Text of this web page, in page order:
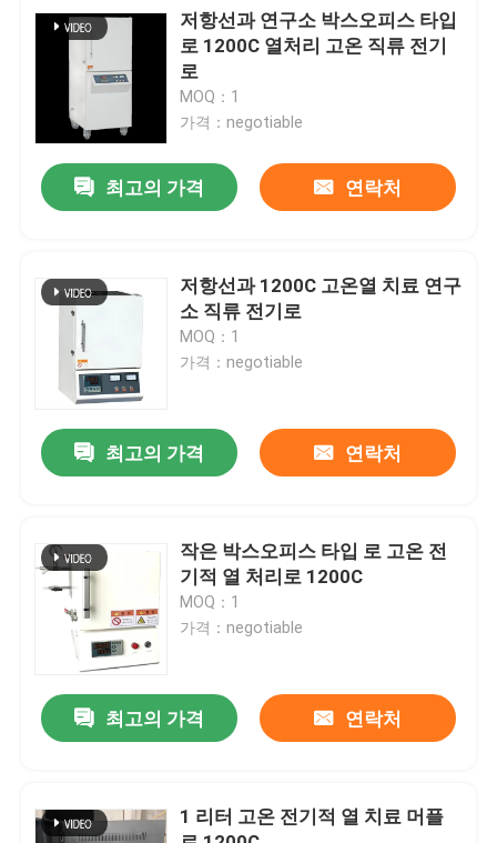
집
우리에 대하여
공장 여행
품질 관리
소식
경우
인용문을 요구하세요
푸셔 전기로
저항선과 연구소 박스오피스 타입
로 1200C 열처리 고온 직류 전기
로
MOQ：1
가격：negotiable
최고의 가격 연락처
저항선과 1200C 고온열 치료 연구
소 직류 전기로
MOQ：1
가격：negotiable
최고의 가격 연락처
작은 박스오피스 타입 로 고온 전
기적 열 처리로 1200C
MOQ：1
가격：negotiable
최고의 가격 연락처
1 리터 고온 전기적 열 치료 머플